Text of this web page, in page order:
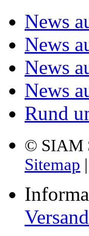
News
News
News
News
Rund
© SIAM
Sitemap |